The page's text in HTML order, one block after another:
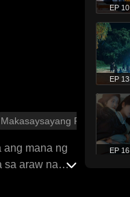
Makasaysayang Romansa
mana ng
sa araw na
EP 10
EP 13
EP 16